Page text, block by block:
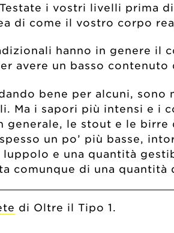
i vostri livelli prima
di come il vostro corpo
hanno in genere il
avere un basso
bene per alcuni,
Ma i sapori più intensi e i
le stout e le
un po’ più basse,
e una quantità
comunque di una
di Oltre il Tipo 1.